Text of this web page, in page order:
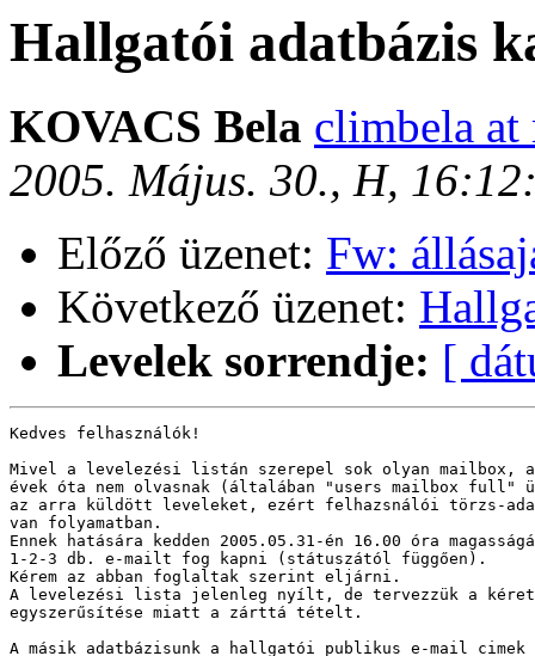
Hallgatói adatbázis
KOVACS Bela climbela at
2005. Május. 30., H,
Előző üzenet: Fw:
Következő üzenet:
Levelek sorrendje: [
Kedves felhasználók!
Mivel a levelezési listán szerepel sok olyan mailbox,
évek óta nem olvasnak (általában "users mailbox full"
az arra küldött leveleket, ezért felhazsnálói törzs-
van folyamatban.
Ennek hatására kedden 2005.05.31-én 16.00 óra
1-2-3 db. e-mailt fog kapni (státuszától függően).
Kérem az abban foglaltak szerint eljárni.
A levelezési lista jelenleg nyílt, de tervezzük a
egyszerűsítése miatt a zárttá tételt.